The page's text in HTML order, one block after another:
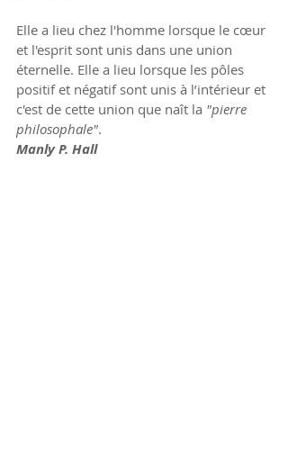
Elle a lieu chez l'homme lorsque le cœur
et l'esprit sont unis dans une union
éternelle. Elle a lieu lorsque les pôles
positif et négatif sont unis à l’intérieur et
c'est de cette union que naît la "pierre
philosophale".
Manly P. Hall